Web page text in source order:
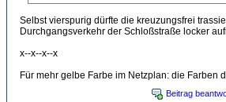
Selbst vierspurig dürfte die kreuzungsfrei
Durchgangsverkehr der Schloßstraße locker
x--x--x--x
Für mehr gelbe Farbe im Netzplan: die Farben
Beitrag